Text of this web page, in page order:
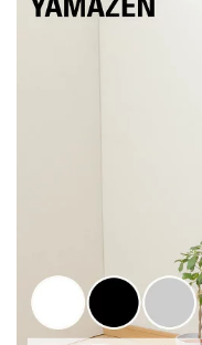
棚板が付いています
帽子等を一緒に収納
選べます！※キャスタ
います。その際は別
で、予めご了承くだ
商品仕様 商品名 メタ
W-913E ポール径
×奥行46×高さ
0kg / 棚板1枚あたり
ーパイプ:スチール（
ロン樹脂、スチール
25mmポール（ジョイ
AZEN 【送料無料】